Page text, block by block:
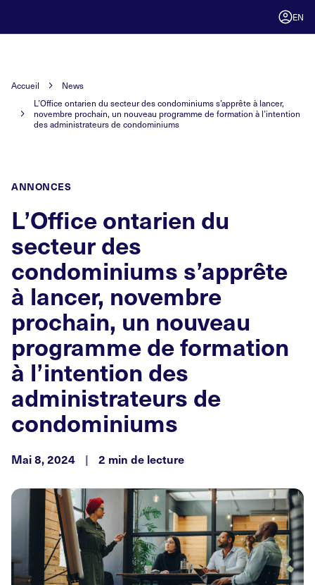
EN
Accueil
News
L’Office ontarien du secteur des condominiums s’apprête à lancer,
novembre prochain, un nouveau programme de formation à l’intention
des administrateurs de condominiums
ANNONCES
L’Office ontarien du
secteur des
condominiums s’apprête
à lancer, novembre
prochain, un nouveau
programme de formation
à l’intention des
administrateurs de
condominiums
Mai 8, 2024 | 2 min de lecture